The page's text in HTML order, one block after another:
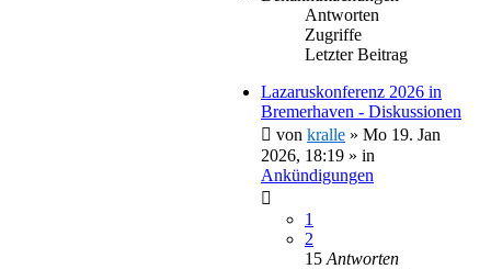
Antworten
Zugriffe
Letzter Beitrag
Lazaruskonferenz 2026 in
Bremerhaven - Diskussionen
von kralle » Mo 19. Jan
2026, 18:19 » in
Ankündigungen
1
2
15 Antworten